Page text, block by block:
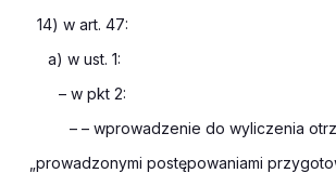
14) w art. 47:
a) w ust. 1:
– w pkt 2:
– – wprowadzenie do wyliczenia
„prowadzonymi postępowaniami